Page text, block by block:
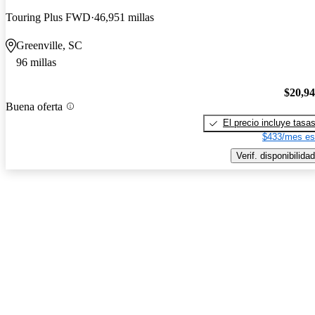
Touring Plus FWD 46,951 millas
Greenville, SC
96 millas
Buena oferta
El precio incluye tasas
$433/mes
Verif. disponibilidad